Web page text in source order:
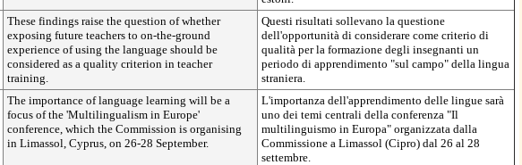
These findings raise the question of whether
exposing future teachers to on-the-ground
experience of using the language should be
considered as a quality criterion in teacher
training.
Questi risultati sollevano la questione
dell'opportunità di considerare come criterio di
qualità per la formazione degli insegnanti un
periodo di apprendimento "sul campo" della lingua
straniera.
The importance of language learning will be a
focus of the 'Multilingualism in Europe'
conference, which the Commission is organising
in Limassol, Cyprus, on 26-28 September.
L'importanza dell'apprendimento delle lingue sarà
uno dei temi centrali della conferenza "Il
multilinguismo in Europa" organizzata dalla
Commissione a Limassol (Cipro) dal 26 al 28
settembre.